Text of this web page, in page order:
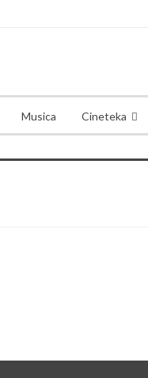
Musica Cineteka